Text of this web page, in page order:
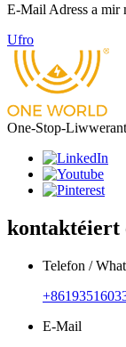
E-Mail Adress a mir
Ufro
One-Stop-
kontaktéiert
Telefon /
E-Mail